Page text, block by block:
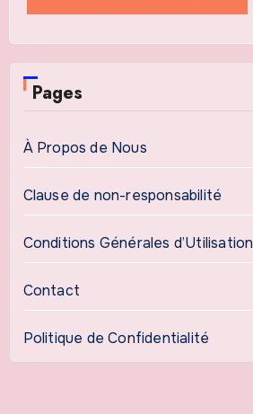
Pages
À Propos de Nous
Clause de non-responsabilité
Conditions Générales d’Utilisation
Contact
Politique de Confidentialité